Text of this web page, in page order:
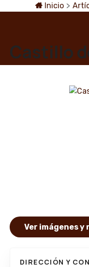
r
Inicio >
Castillo
Ver imágenes y
DIRECCIÓN Y